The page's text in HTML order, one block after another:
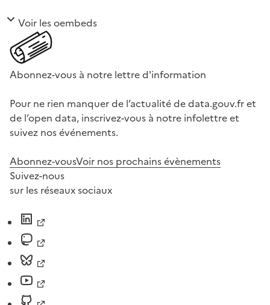
Voir les oembeds
Abonnez-vous à notre lettre d'information
Pour ne rien manquer de l’actualité de data.gouv.fr et
de l’open data, inscrivez-vous à notre infolettre et
suivez nos événements.
Abonnez-vousVoir nos prochains évènements
Suivez-nous
sur les réseaux sociaux